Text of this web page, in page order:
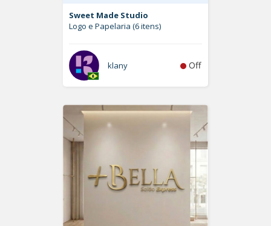
Sweet Made Studio
Logo e Papelaria (6 itens)
klany Off